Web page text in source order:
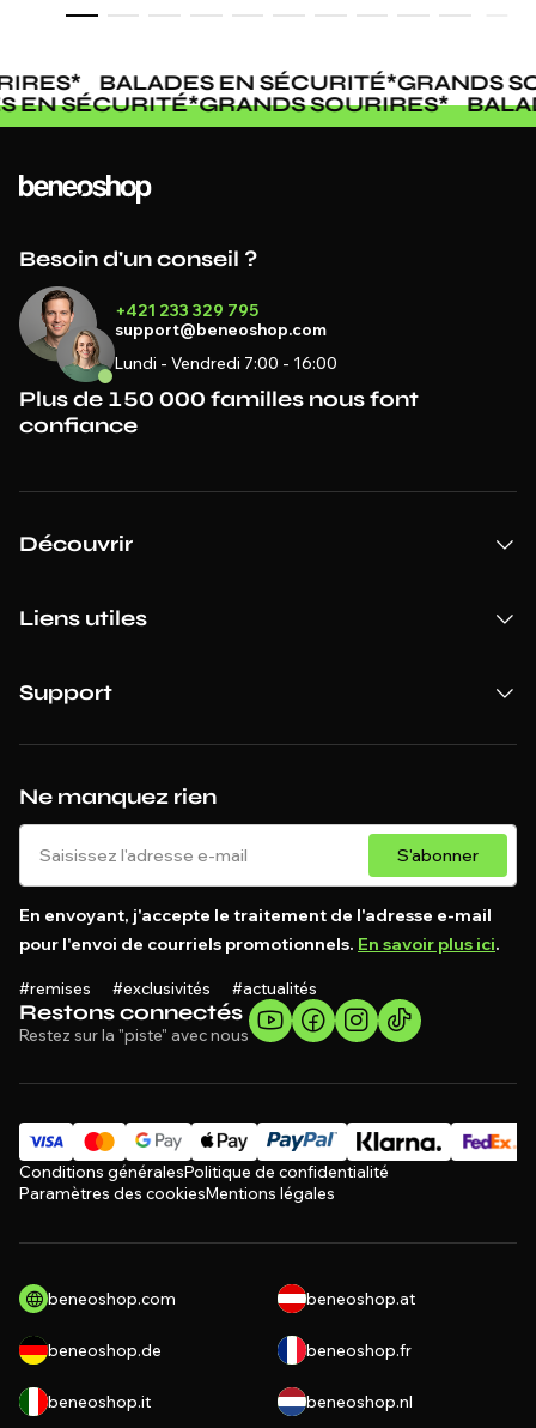
* BALADES EN SÉCURITÉ*GRANDS
EN SÉCURITÉ*GRANDS SOURIRES*
Restons connectés
Restez sur la "piste" avec nous
Ne manquez rien
S'abonner
En envoyant, j'accepte le traitement de l'adresse e-mail
pour l'envoi de courriels promotionnels. En savoir plus ici.
#remises #exclusivités #actualités
Besoin d'un conseil ?
+421 233 329 795
support@beneoshop.com
Lundi - Vendredi 7:00 - 16:00
Plus de 150 000 familles nous font
confiance
Découvrir
Liens utiles
Support
Conditions généralesPolitique de confidentialité
Paramètres des cookiesMentions légales
beneoshop.com beneoshop.at
beneoshop.de beneoshop.fr
beneoshop.it beneoshop.nl